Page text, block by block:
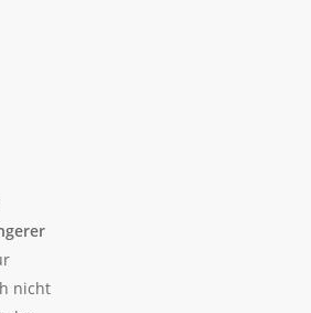
nicht